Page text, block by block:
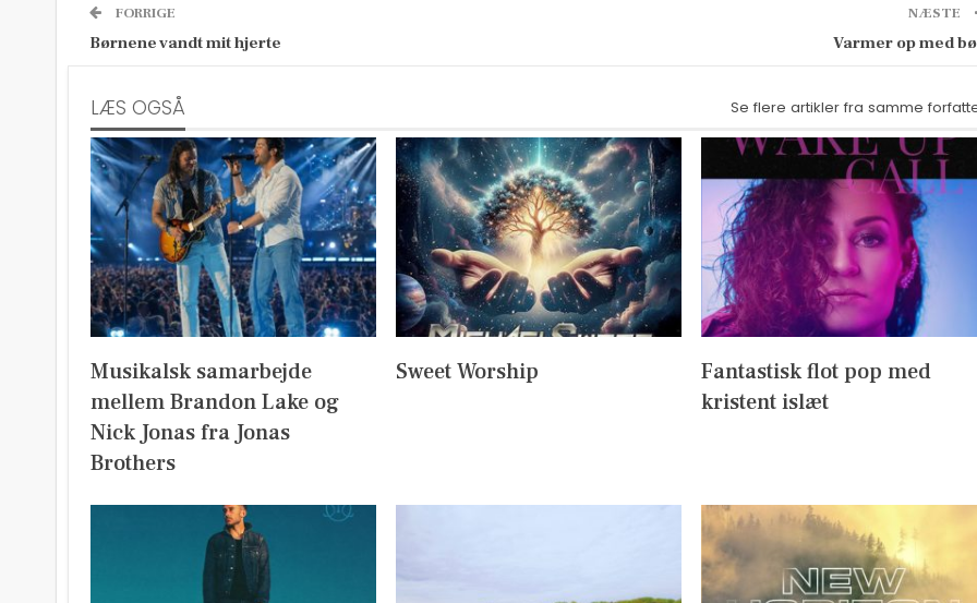
FORRIGE
Børnene vandt mit hjerte
NÆSTE
Varmer op med
LÆS OGSÅ Se flere artikler fra samme
Musikalsk samarbejde
mellem Brandon Lake og
Nick Jonas fra Jonas
Brothers
Sweet Worship
Fantastisk flot pop med
kristent islæt